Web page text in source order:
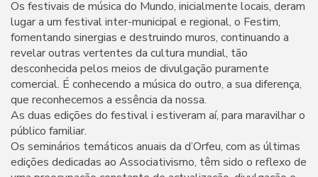
Os festivais de música do Mundo, inicialmente locais, deram
lugar a um festival inter-municipal e regional, o Festim,
fomentando sinergias e destruindo muros, continuando a
revelar outras vertentes da cultura mundial, tão
desconhecida pelos meios de divulgação puramente
comercial. É conhecendo a música do outro, a sua diferença,
que reconhecemos a essência da nossa.
As duas edições do festival i estiveram aí, para maravilhar o
público familiar.
Os seminários temáticos anuais da d’Orfeu, com as últimas
edições dedicadas ao Associativismo, têm sido o reflexo de